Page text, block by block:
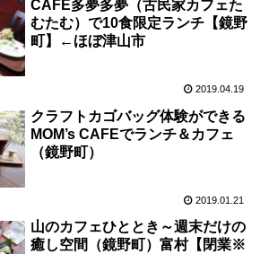
CAFE多夢多夢（古民家カフェた
むたむ）で10食限定ランチ【鏡野
町】←ほぼ津山市
2019.04.19
クラフトカゴバッグ体験ができる
MOM’s CAFEでランチ＆カフェ
（鏡野町）
2019.01.21
山のカフェひととき～週末だけの
癒し空間（鏡野町）富村【閉業※